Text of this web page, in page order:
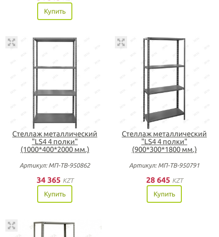
Купить
Стеллаж металлический
"LS4 4 полки"
(1000*400*2000 мм.)
Артикул: МП-ТВ-950862
34 365 KZT
Купить
Стеллаж металлический
"LS4 4 полки"
(900*300*1800 мм.)
Артикул: МП-ТВ-950791
28 645 KZT
Купить